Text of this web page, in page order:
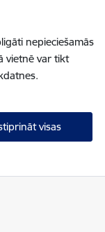
nepieciešamās
vietnē var tikt
visas